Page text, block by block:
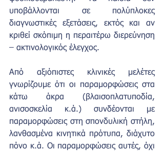
υποβάλλονται σε πολύπλοκες
διαγνωστικές εξετάσεις, εκτός και αν
κριθεί σκόπιμη η περαιτέρω διερεύνηση
– ακτινολογικός έλεγχος.
Από αξιόπιστες κλινικές μελέτες
γνωρίζουμε ότι οι παραμορφώσεις στα
κάτω άκρα (βλαισοπλατυποδία,
ανισοσκελία κ.ά.) συνδέονται με
παραμορφώσεις στη σπονδυλική στήλη,
λανθασμένα κινητικά πρότυπα, διάχυτο
πόνο κ.ά. Οι παραμορφώσεις αυτές, όχι